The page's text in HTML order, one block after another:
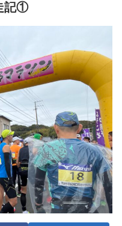
記①